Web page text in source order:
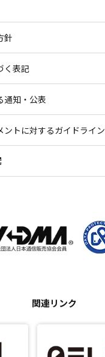
針
く表記
通知・公表
ントに対するガイドライン
関連リンク